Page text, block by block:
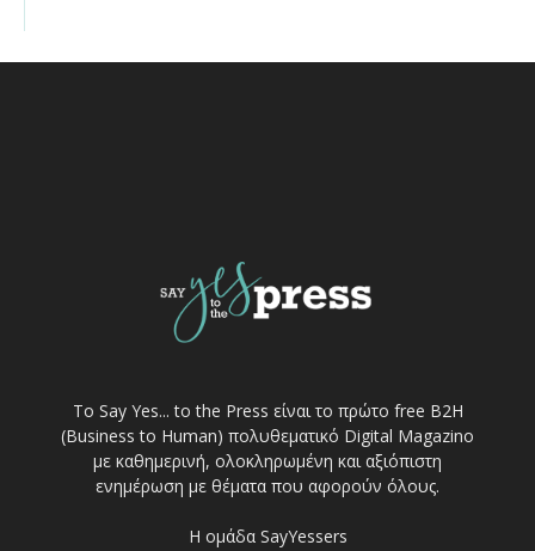
Το Say Yes... to the Press είναι το πρώτο free Β2Η
(Business to Human) πολυθεματικό Digital Magazino
με καθημερινή, ολοκληρωμένη και αξιόπιστη
ενημέρωση με θέματα που αφορούν όλους.
Η ομάδα SayYessers